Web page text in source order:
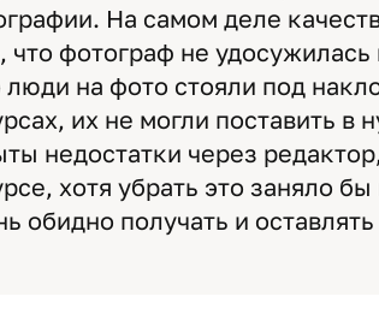
На самом деле
что фотограф не
люди на фото стояли под
их не могли поставить
недостатки через
хотя убрать это заняло
обидно получать и